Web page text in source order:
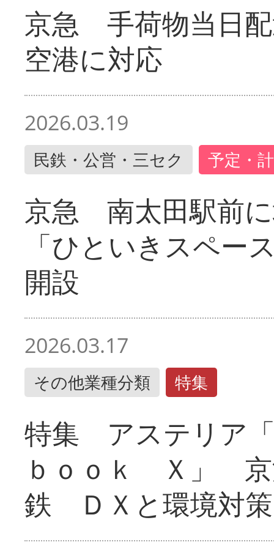
京急 手荷物当日
空港に対応
2026.03.19
民鉄・公営・三セク 予定・
京急 南太田駅前
「ひといきスペー
開設
2026.03.17
その他業種分類 特集
特集 アステリア
ｂｏｏｋ Ｘ」 京
鉄 ＤＸと環境対策